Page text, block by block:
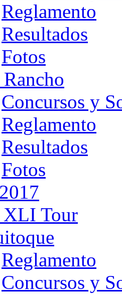
Reglamento
Resultados
Fotos
Concursos y
Reglamento
Resultados
Fotos
Tour
Reglamento
Concursos y